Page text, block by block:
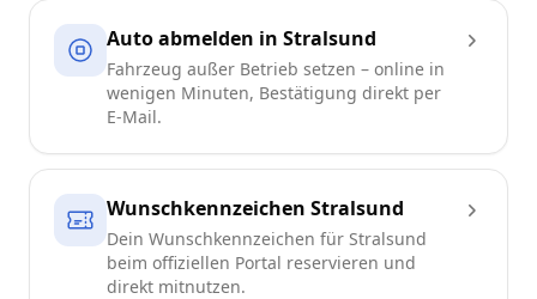
Auto abmelden in Stralsund
Fahrzeug außer Betrieb setzen – online in
wenigen Minuten, Bestätigung direkt per
E-Mail.
Wunschkennzeichen Stralsund
Dein Wunschkennzeichen für Stralsund
beim offiziellen Portal reservieren und
direkt mitnutzen.